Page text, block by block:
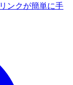
ンクが簡単に手